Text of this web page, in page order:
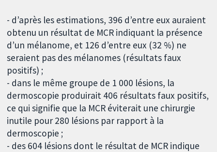
- d’après les estimations, 396 d’entre eux auraient
obtenu un résultat de MCR indiquant la présence
d’un mélanome, et 126 d’entre eux (32 %) ne
seraient pas des mélanomes (résultats faux
positifs) ;
- dans le même groupe de 1 000 lésions, la
dermoscopie produirait 406 résultats faux positifs,
ce qui signifie que la MCR éviterait une chirurgie
inutile pour 280 lésions par rapport à la
dermoscopie ;
- des 604 lésions dont le résultat de MCR indique